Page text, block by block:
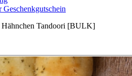
Geschenkgutschein
Hähnchen Tandoori [BULK]